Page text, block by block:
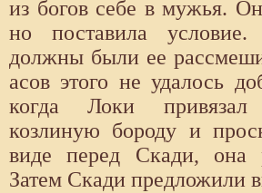
из богов себе в мужья.
но поставила
должны были ее
асов этого не удалось
когда Локи
козлиную бороду и
виде перед Скади, она
Затем Скади предложили